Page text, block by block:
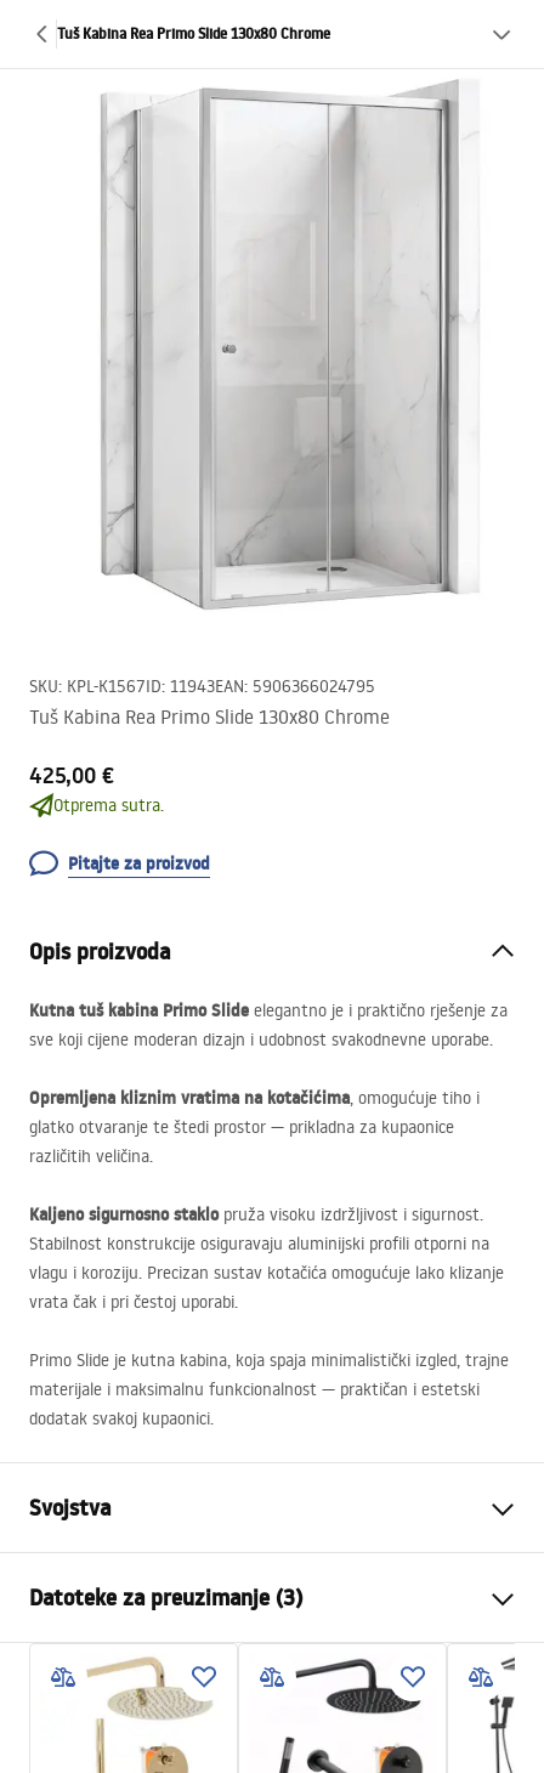
Tuš Kabina Rea Primo Slide 130x80 Chrome
SKU: KPL-K1567ID: 11943EAN: 5906366024795
Tuš Kabina Rea Primo Slide 130x80 Chrome
425,00 €
Otprema sutra.
Pitajte za proizvod
Opis proizvoda
Kutna tuš kabina Primo Slide elegantno je i praktično rješenje za
sve koji cijene moderan dizajn i udobnost svakodnevne uporabe.
Opremljena kliznim vratima na kotačićima, omogućuje tiho i
glatko otvaranje te štedi prostor — prikladna za kupaonice
različitih veličina.
Kaljeno sigurnosno staklopruža visoku izdržljivost i sigurnost.
Stabilnost konstrukcije osiguravaju aluminijski profili otporni na
vlagu i koroziju. Precizan sustav kotačića omogućuje lako klizanje
vrata čak i pri čestoj uporabi.
Primo Slide je kutna kabina, koja spaja minimalistički izgled, trajne
materijale i maksimalnu funkcionalnost — praktičan i estetski
dodatak svakoj kupaonici.
Svojstva
stijenka)
Boja
Chrome
Tip kabine
Ugao
Boja stakla
Transparent 4mm
Način otvaranja
klizni
Datoteke za preuzimanje (3)
Warunki bezpieczeństwa
WARUNKI BEZPIECZENSTWA KABINY DRZWI